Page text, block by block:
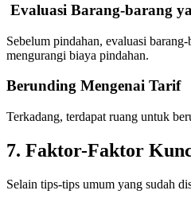
Evaluasi Barang-barang
Sebelum pindahan, evaluasi
mengurangi biaya pindahan.
Berunding Mengenai Tarif
Terkadang, terdapat ruang untuk
7. Faktor-Faktor
Selain tips-tips umum yang sudah